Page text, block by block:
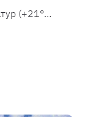
(+21°…